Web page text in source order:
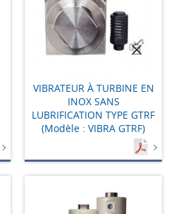
VIBRATEUR À TURBINE EN
INOX SANS
LUBRIFICATION TYPE GTRF
(Modèle : VIBRA GTRF)